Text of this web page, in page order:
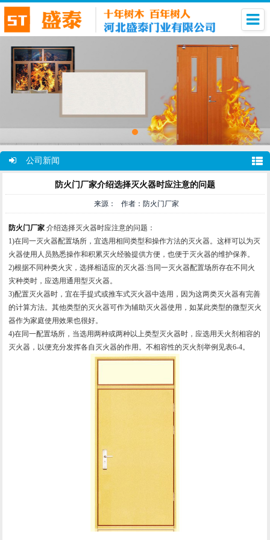
公司新闻
防火门厂家介绍选择灭火器时应注意的问题
来源： 作者：防火门厂家
防火门厂家 介绍选择灭火器时应注意的问题：
1)在同一灭火器配置场所，宜选用相同类型和操作方法的灭火器。这样可以为灭
火器使用人员熟悉操作和积累灭火经验提供方便，也便于灭火器的维护保养。
2)根据不同种类火灾，选择相适应的灭火器:当同一灭火器配置场所存在不同火
灾种类时，应选用通用型灭火器。
3)配置灭火器时，宜在手提式或推车式灭火器中选用，因为这两类灭火器有完善
的计算方法。其他类型的灭火器可作为辅助灭火器使用，如某此类型的微型灭火
器作为家庭使用效果也很好。
4)在同一配置场所，当选用两种或两种以上类型灭火器时，应选用天火剂相容的
灭火器，以便充分发挥各自灭火器的作用。不相容性的灭火剂举例见表6-4。